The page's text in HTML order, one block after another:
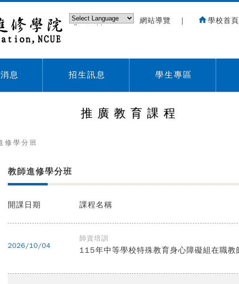
Powered by
網站導覽 ｜ 學校首頁
息 招生訊息 學生專區
推廣教育課程
修學分班
教師進修學分班
開課日期 課程名稱
2026/10/04
師資培訓
115年中等學校特殊教育身心障礙組在職